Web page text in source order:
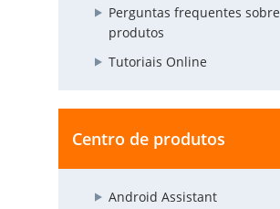
Perguntas frequentes sobre
produtos
Tutoriais Online
Centro de produtos
Android Assistant